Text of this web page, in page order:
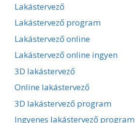
Lakástervező
Lakástervező program
Lakástervező online
Lakástervező online ingyen
3D lakástervező
Online lakástervező
3D lakástervező program
Ingyenes lakástervező program